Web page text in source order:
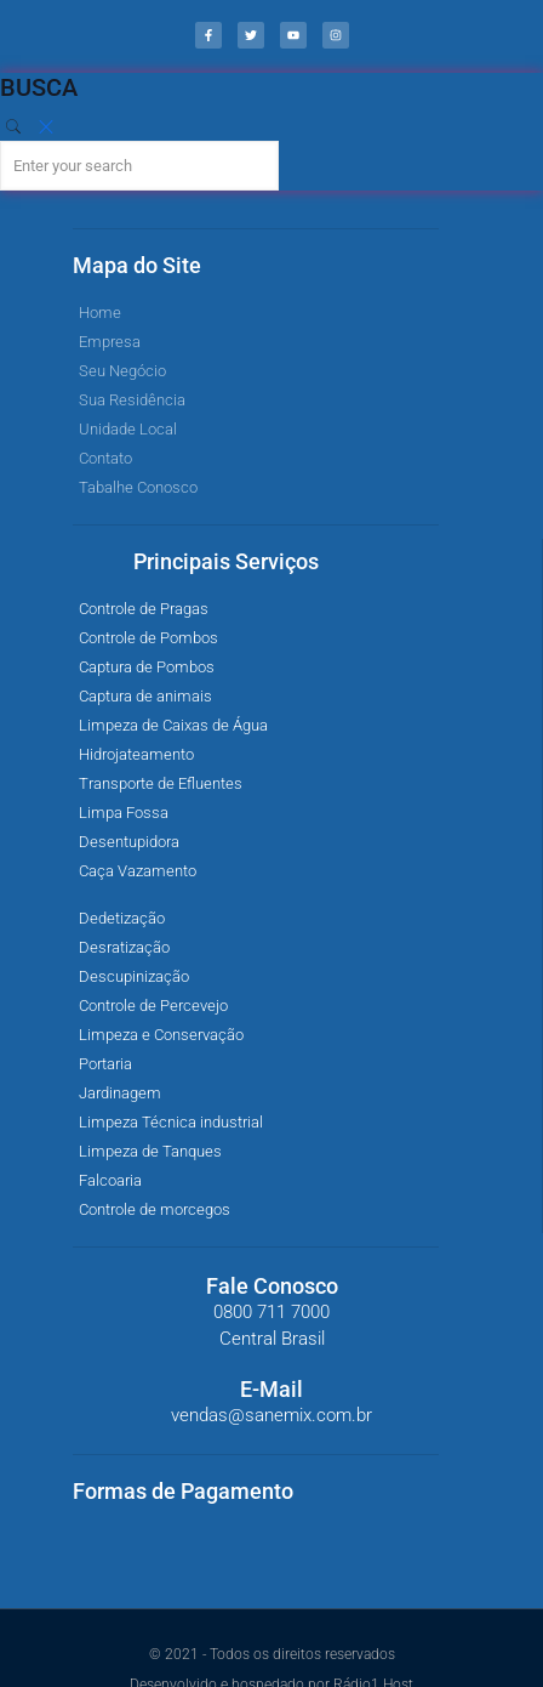
BUSCA
Mapa do Site
Home
Empresa
Seu Negócio
Sua Residência
Unidade Local
Contato
Tabalhe Conosco
Principais Serviços
Controle de Pragas
Controle de Pombos
Captura de Pombos
Captura de animais
Limpeza de Caixas de Água
Hidrojateamento
Transporte de Efluentes
Limpa Fossa
Desentupidora
Caça Vazamento
Dedetização
Desratização
Descupinização
Controle de Percevejo
Limpeza e Conservação
Portaria
Jardinagem
Limpeza Técnica industrial
Limpeza de Tanques
Falcoaria
Controle de morcegos
Fale Conosco
0800 711 7000
Central Brasil
E-Mail
vendas@sanemix.com.br
Formas de Pagamento
© 2021 - Todos os direitos reservados